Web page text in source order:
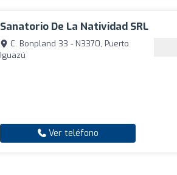
Sanatorio De La Natividad SRL
C. Bonpland 33 - N3370, Puerto
Iguazú
Ver teléfono